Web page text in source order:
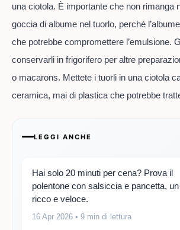
una ciotola. È importante che non rimanga
goccia di albume nel tuorlo, perché
che potrebbe compromettere l’emulsione.
conservarli in frigorifero per altre
o macarons. Mettete i tuorli in una ciotola
ceramica, mai di plastica che potrebbe
LEGGI ANCHE
Hai solo 20 minuti per cena? Prova il
polentone con salsiccia e pancetta,
ricco e veloce.
16 Apr 2026 • 9 min di lettura